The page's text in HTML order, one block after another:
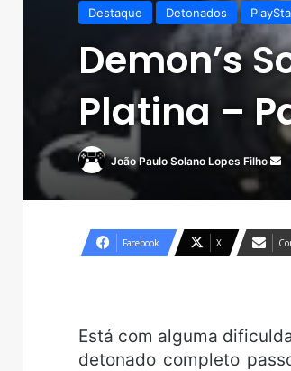
Destaque Detonados
Demon’s
Platina –
João Paulo Solano Lopes Filho
e-
Facebook X
Está com alguma
detonado completo